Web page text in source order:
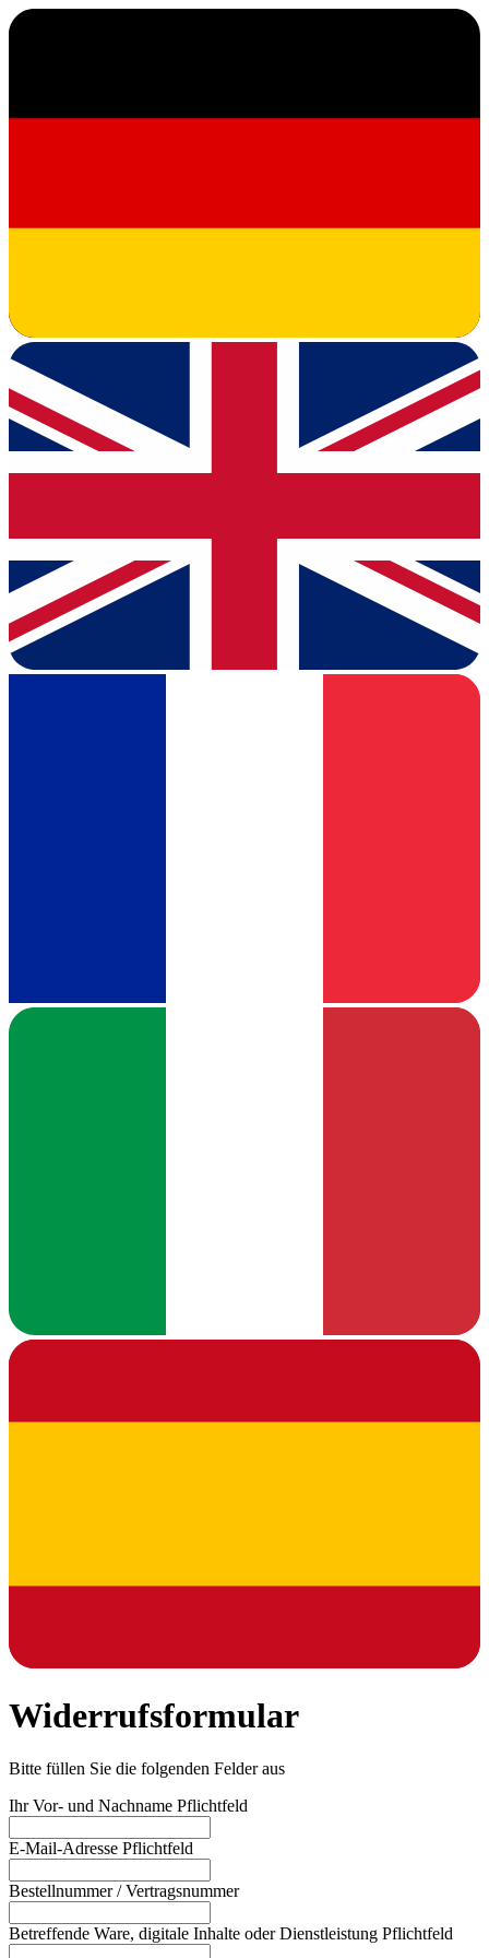
Widerrufsformular
Bitte füllen Sie die folgenden Felder aus
Ihr Vor- und Nachname Pflichtfeld
E-Mail-Adresse Pflichtfeld
Bestellnummer / Vertragsnummer
Betreffende Ware, digitale Inhalte oder Dienstleistung Pflichtfeld